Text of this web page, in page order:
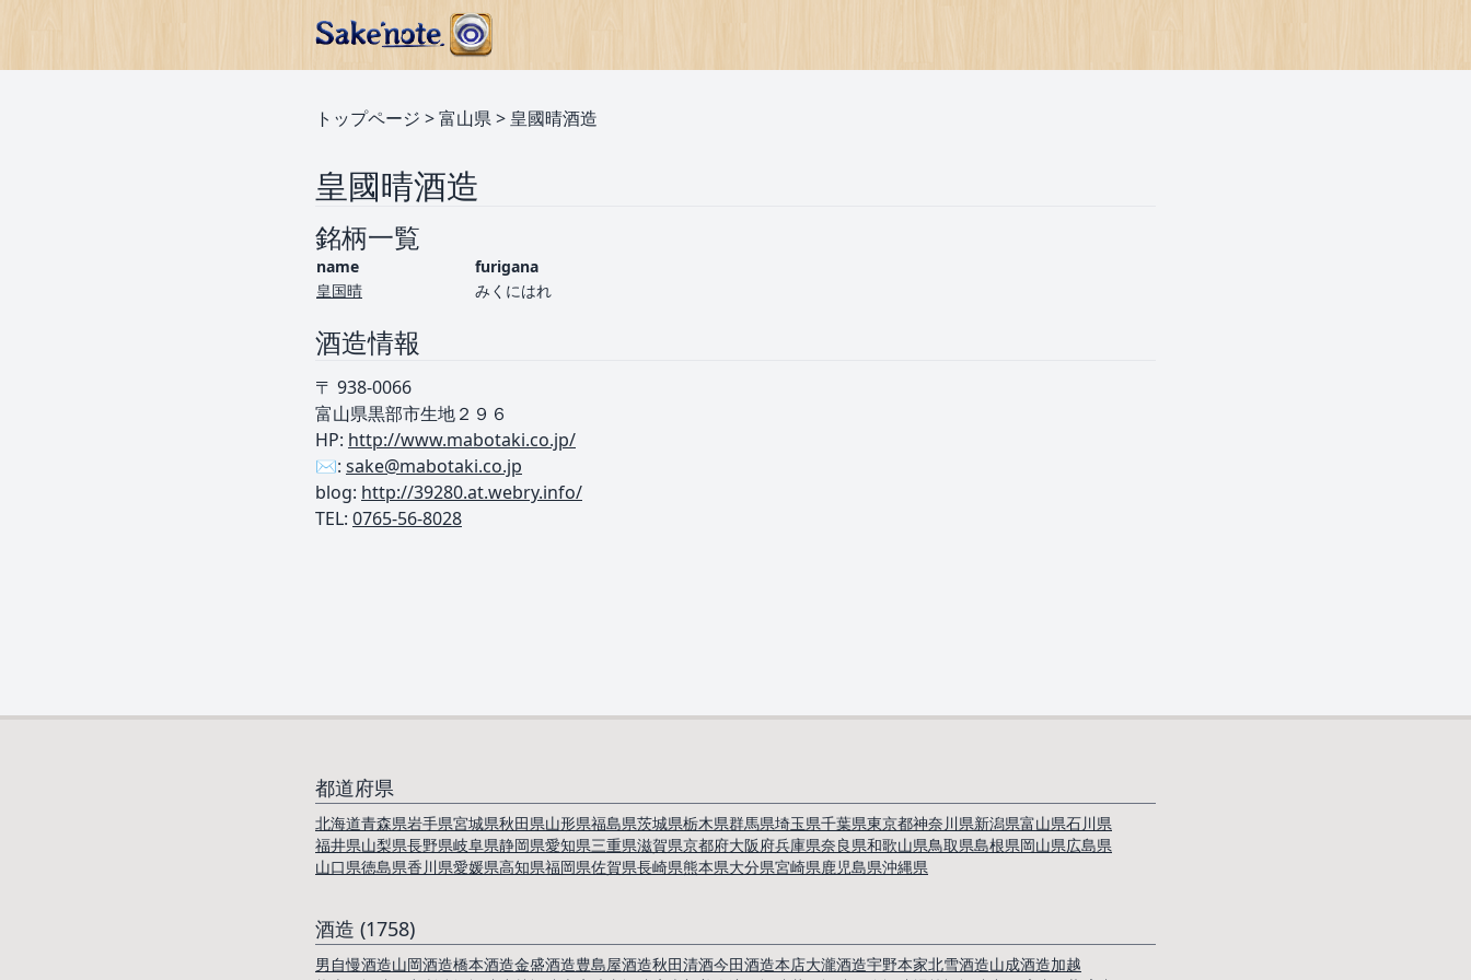
トップページ >富山県> 皇國晴酒造
皇國晴酒造
銘柄一覧
name
furigana
皇国晴
みくにはれ
酒造情報
〒 938-0066
富山県黒部市生地２９６
HP: http://www.mabotaki.co.jp/
✉️: sake@mabotaki.co.jp
blog: http://39280.at.webry.info/
TEL: ︎ 0765-56-8028
都道府県
北海道青森県岩手県宮城県秋田県山形県福島県茨城県栃木県群馬県埼玉県千葉県東京都神奈川県新潟県富山県石川県
福井県山梨県長野県岐阜県静岡県愛知県三重県滋賀県京都府大阪府兵庫県奈良県和歌山県鳥取県島根県岡山県広島県
山口県徳島県香川県愛媛県高知県福岡県佐賀県長崎県熊本県大分県宮崎県鹿児島県沖縄県
酒造 (1758)
男自慢酒造山岡酒造橋本酒造金盛酒造豊島屋酒造秋田清酒今田酒造本店大瀧酒造宇野本家北雪酒造山成酒造加越